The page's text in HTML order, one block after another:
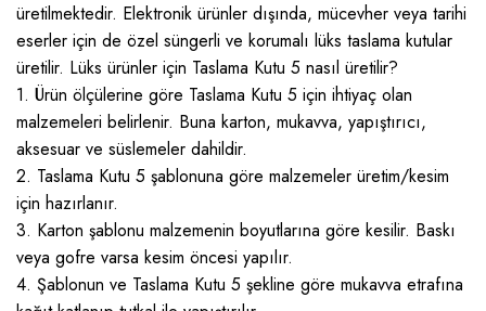
üretilmektedir. Elektronik ürünler dışında, mücevher veya tarihi
eserler için de özel süngerli ve korumalı lüks taslama kutular
üretilir. Lüks ürünler için Taslama Kutu 5 nasıl üretilir?
1. Ürün ölçülerine göre Taslama Kutu 5 için ihtiyaç olan
malzemeleri belirlenir. Buna karton, mukavva, yapıştırıcı,
aksesuar ve süslemeler dahildir.
2. Taslama Kutu 5 şablonuna göre malzemeler üretim/kesim
için hazırlanır.
3. Karton şablonu malzemenin boyutlarına göre kesilir. Baskı
veya gofre varsa kesim öncesi yapılır.
4. Şablonun ve Taslama Kutu 5 şekline göre mukavva etrafına